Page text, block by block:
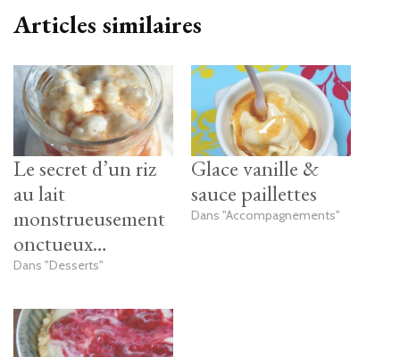
Articles similaires
Le secret d’un riz
au lait
monstrueusement
onctueux…
Dans "Desserts"
Glace vanille &
sauce paillettes
Dans "Accompagnements"